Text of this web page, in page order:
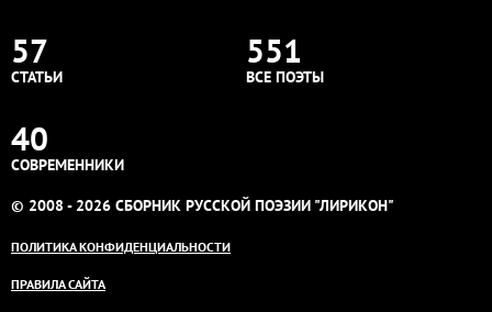
57
СТАТЬИ
551
ВСЕ ПОЭТЫ
40
СОВРЕМЕННИКИ
© 2008 - 2026 СБОРНИК РУССКОЙ ПОЭЗИИ "ЛИРИКОН"
ПОЛИТИКА КОНФИДЕНЦИАЛЬНОСТИ
ПРАВИЛА САЙТА